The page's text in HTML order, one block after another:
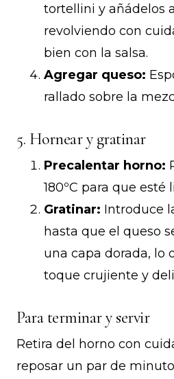
tortellini y añádelos
revolviendo con
bien con la salsa.
Agregar queso:
rallado sobre la
5. Hornear y gratinar
Precalentar horno:
180ºC para que esté
Gratinar: Introduce
hasta que el queso
una capa dorada, lo
toque crujiente y
Para terminar y servir
Retira del horno con
reposar un par de